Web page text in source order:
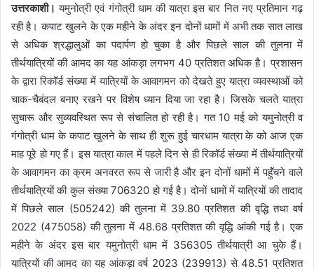
उत्तरकाशी। यमुनोत्री एवं गंगोत्री धाम की यात्रा इस बार नित नए प्रतिमान गढ़
रही है। कपाट खुलने के एक महीने के अंदर इन दोनों धामों में अभी तक सात लाख
से अधिक श्रद्धालुओं का पदार्पण हो चुका है और पिछले साल की तुलना में
तीर्थयात्रियों की आमद का यह आंकड़ा लगभग 40 प्रतिशत अधिक है। प्रशासन
के द्वारा रिकॉर्ड संख्या में यात्रियों के आवागमन को देखते हुए यात्रा व्यवस्थाओं को
चाक-चैबंदल बनाए रखने पर विशेष ध्यान दिया जा रहा है। जिसके चलते यात्रा
सुचारू और सुव्यवस्थित रूप से संचालित हो रही है। गत 10 मई को यमुनोत्री व
गंगोत्री धाम के कपाट खुलने के साथ ही शुरू हुई चारधाम यात्रा के को आज एक
माह पूरे हो गए हैं। इस यात्रा काल में पहले दिन से ही रिकॉर्ड संख्या में तीर्थयात्रियों
के आवागमन का क्रम अनवरत रूप से जारी है और इन दोनों धामों में पहॅुंचने वाले
तीर्थयात्रियों की कुल संख्या 706320 हो गई है। दोनों धामों में यात्रियों की तादाद
में पिछले साल (505242) की तुलना में 39.80 प्रतिशत की वृद्धि तथा वर्ष
2022 (475058) की तुलना में 48.68 प्रतिशत की वृद्धि आंकी गई है। एक
महीने के अंदर इस बार यमुनोत्री धाम में 356305 तीर्थयात्री आ चुके हैं।
यात्रियों की आमद का यह आंकड़ा वर्ष 2023 (239913) से 48.51 प्रतिशत